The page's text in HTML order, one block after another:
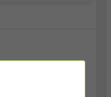
26,50